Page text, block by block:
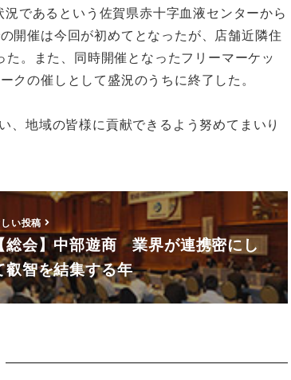
であるという佐賀県赤十字血液センターから
開催は今回が初めてとなったが、店舗近隣住
。また、同時開催となったフリーマーケッ
クの催しとして盛況のうちに終了した。
、地域の皆様に貢献できるよう努めてまいり
い投稿
【総会】中部遊商 業界が連携密にし
叡智を結集する年